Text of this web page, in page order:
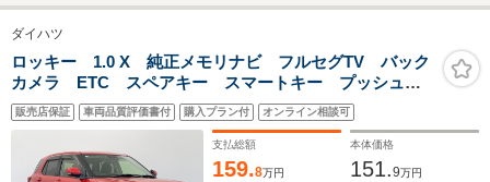
ダプティブクルーズコ
ントロール ブライン
ドスポットモニター
リアクロストラフィッ
クアラート
ラ ETC スマートキ
アイドリングストップ
ー HIDヘッ
オートライト
エアコン
ダイハツ
ロッキー 1.0 X 純正メモリナビ フルセグTV バック
カメラ ETC スペアキー スマートキー プッシュス
タート LEDオートライト 前後コーナーセンサー 純
正ドアバイザー 純正フロアマット 純正16インチアル
販売店保証 車両品質評価書付 購入プラン付 オンライン相談可
支払総額
159.8万円
本体価格
151.9万円